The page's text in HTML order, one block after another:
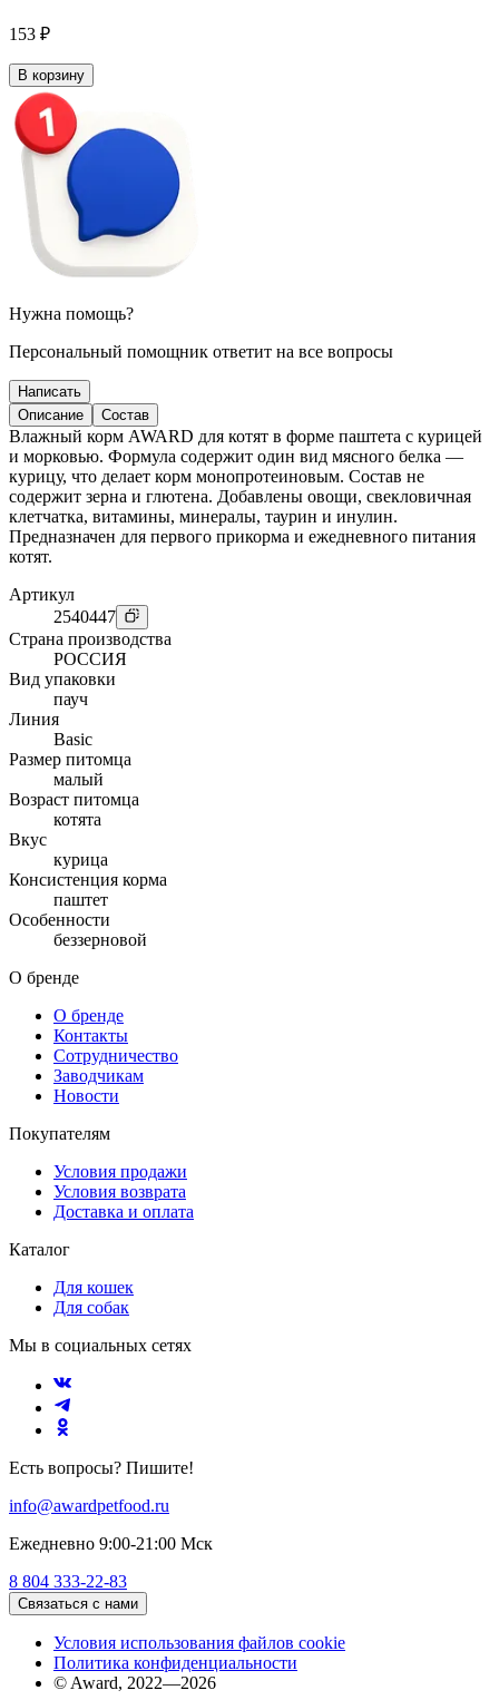
153 ₽
В корзину
Нужна помощь?
Персональный помощник ответит на все вопросы
Написать
Описание
Состав
Влажный корм AWARD для котят в форме паштета с курицей
и морковью. Формула содержит один вид мясного белка —
курицу, что делает корм монопротеиновым. Состав не
содержит зерна и глютена. Добавлены овощи, свекловичная
клетчатка, витамины, минералы, таурин и инулин.
Предназначен для первого прикорма и ежедневного питания
котят.
Артикул
2540447
Страна производства
РОССИЯ
Вид упаковки
пауч
Линия
Basic
Размер питомца
малый
Возраст питомца
котята
Вкус
курица
Консистенция корма
паштет
Особенности
беззерновой
О бренде
О бренде
Контакты
Сотрудничество
Заводчикам
Новости
Покупателям
Условия продажи
Условия возврата
Доставка и оплата
Каталог
Для кошек
Для собак
Мы в социальных сетях
Есть вопросы? Пишите!
info@awardpetfood.ru
Ежедневно 9:00-21:00 Мск
8 804 333-22-83
Связаться с нами
Условия использования файлов cookie
Политика конфиденциальности
© Award, 2022—2026